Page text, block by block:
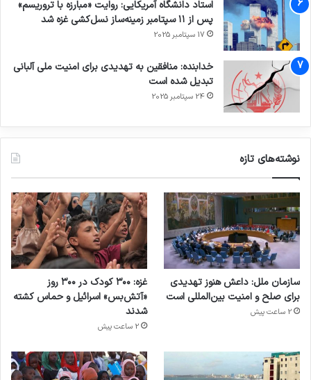
استاد دانشگاه آمریکایی: روایت «مبارزه با تروریسم»
پس از ۱۱ سپتامبر زمینه‌ساز نسل‌کشی غزه شد
17 سپتامبر 2025
خدابنده: منافقین به تهدیدی برای امنیت ملی آلبانی
تبدیل شده است
24 سپتامبر 2025
نوشته‌های تازه
سازمان ملل: داعش هنوز تهدیدی
برای صلح و امنیت بین‌المللی است
2 ساعت پیش
غزه: ۳۰۰ کودک در ۳۰۰ روز
«آتش‌بس» اسرائیل و حماس کشته
شدند
2 ساعت پیش